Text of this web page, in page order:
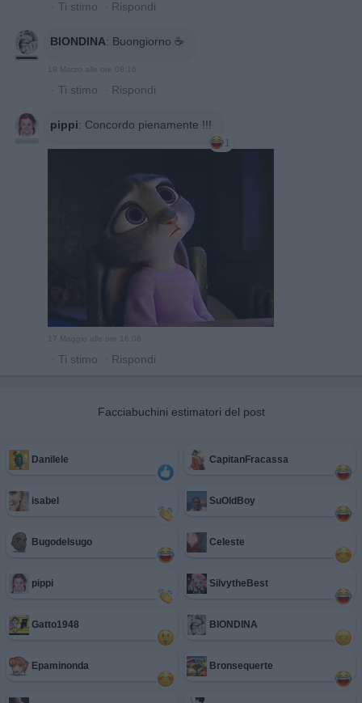
· Ti stimo · Rispondi
BIONDINA: Buongiorno ☕
19 Marzo alle ore 08:16
· Ti stimo · Rispondi
pippi: Concordo pienamente !!!
1
17 Maggio alle ore 16:08
· Ti stimo · Rispondi
Facciabuchini estimatori del post
Danilele CapitanFracassa
isabel SuOldBoy
Bugodelsugo Celeste
pippi SilvytheBest
Gatto1948 BIONDINA
Epaminonda Bronsequerte